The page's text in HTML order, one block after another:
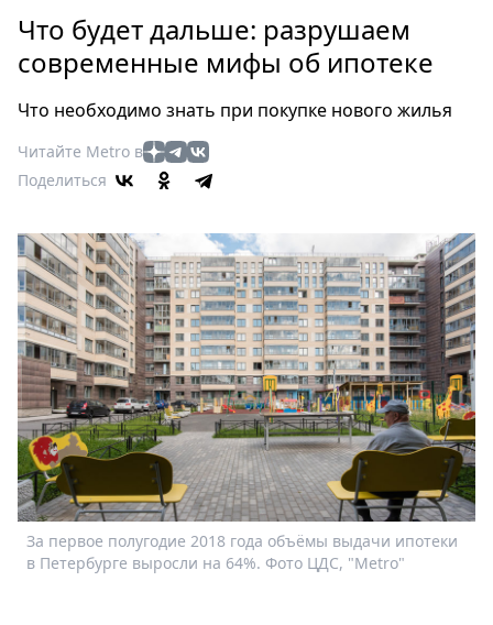
Россия
Мир
Еда
Туризм
Мода
Кино
Афиша
Книги
Выставки
Пресс-
релизы
О
Metro
Стримы
Спецпроекты
Звезды
Выборы
Что будет дальше: разрушаем
современные мифы об ипотеке
Что необходимо знать при покупке нового жилья
Читайте Metro в
Поделиться
За первое полугодие 2018 года объёмы выдачи ипотеки
в Петербурге выросли на 64%. Фото ЦДС, "Metro"